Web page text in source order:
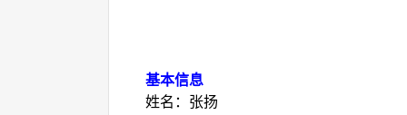
基本信息
姓名：张扬